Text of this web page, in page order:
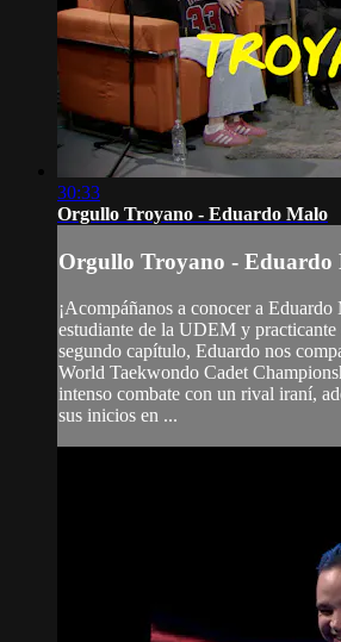
30:33
Orgullo Troyano - Eduardo Malo
Orgullo Troyano - Eduardo
¡Acompáñanos a conocer a
estudiante de la UDEM y
segundo capítulo, Eduardo nos
World Taekwondo Cadet
intenso combate con un rival iraní,
sus inicios en ...